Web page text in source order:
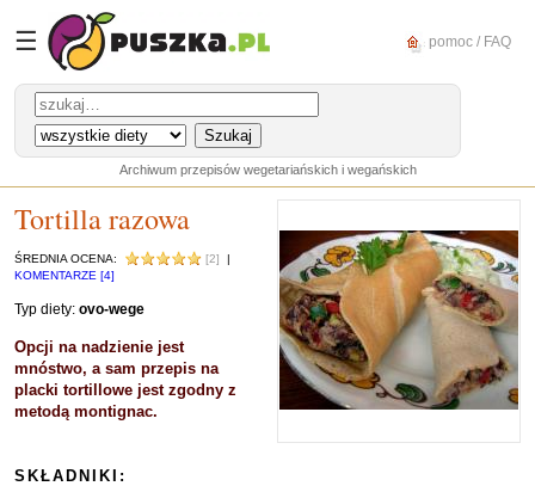
☰ pomoc / FAQ
Archiwum przepisów wegetariańskich i wegańskich
Tortilla razowa
ŚREDNIA OCENA: [2]
|
KOMENTARZE [4]
Typ diety: ovo-wege
Opcji na nadzienie jest
mnóstwo, a sam przepis na
placki tortillowe jest zgodny z
metodą montignac.
SKŁADNIKI: